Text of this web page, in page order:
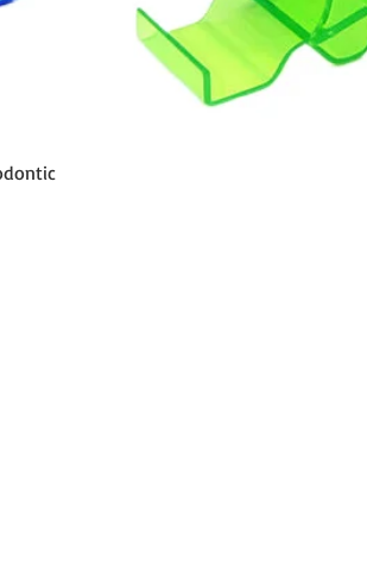
Aperçu rapide